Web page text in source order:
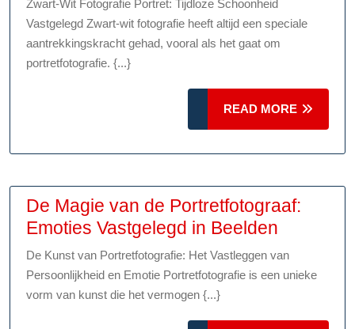
Zwart-
Wit
Portretten
Zwart-Wit Fotografie Portret: Tijdloze Schoonheid
Vastgelegd Zwart-wit fotografie heeft altijd een speciale
aantrekkingskracht gehad, vooral als het gaat om
portretfotografie. {...}
READ MORE
MORE
De Magie van de Portretfotograaf:
Emoties Vastgelegd in Beelden
Magie
van
De Kunst van Portretfotografie: Het Vastleggen van
Persoonlijkheid en Emotie Portretfotografie is een unieke
vorm van kunst die het vermogen {...}